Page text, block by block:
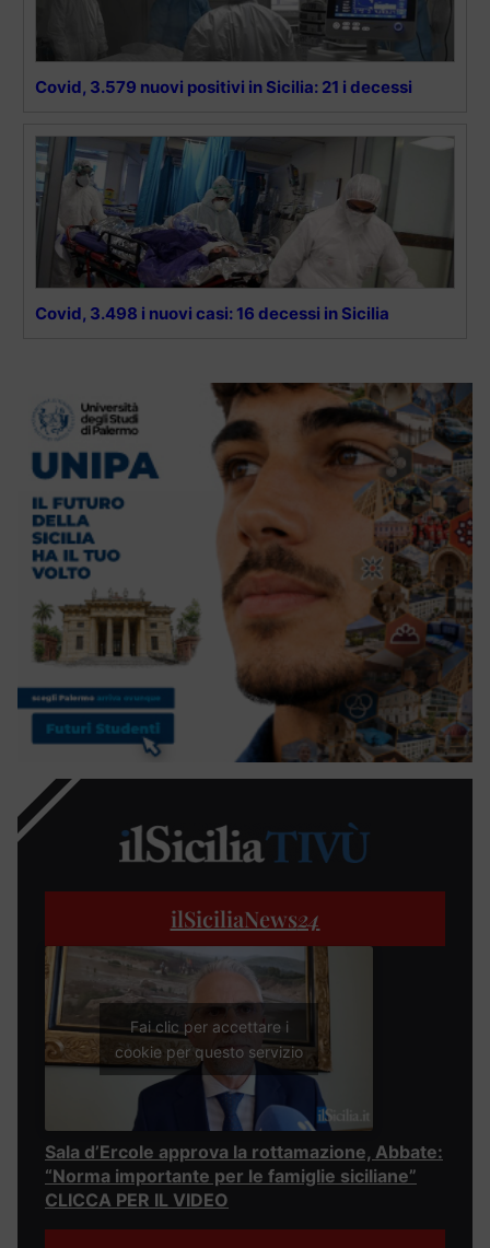
Covid, 3.579 nuovi positivi in Sicilia: 21 i decessi
Covid, 3.498 i nuovi casi: 16 decessi in Sicilia
ilSiciliaNews24
Fai clic per accettare i
cookie per questo servizio
Sala d’Ercole approva la rottamazione, Abbate:
“Norma importante per le famiglie siciliane”
CLICCA PER IL VIDEO